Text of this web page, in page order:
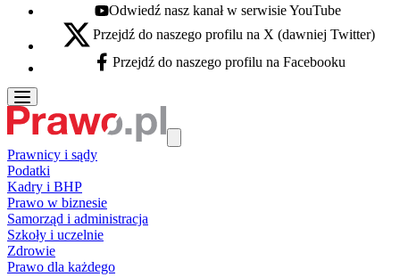
Youtube - otwiera się w nowej karcie
Odwiedź nasz kanał w serwisie YouTube
X - otwiera się w nowej karcie
Przejdź do naszego profilu na X (dawniej Twitter)
Facebook - otwiera się w nowej karcie
Przejdź do naszego profilu na Facebooku
Prawnicy i sądy
Podatki
Kadry i BHP
Prawo w biznesie
Samorząd i administracja
Szkoły i uczelnie
Zdrowie
Prawo dla każdego